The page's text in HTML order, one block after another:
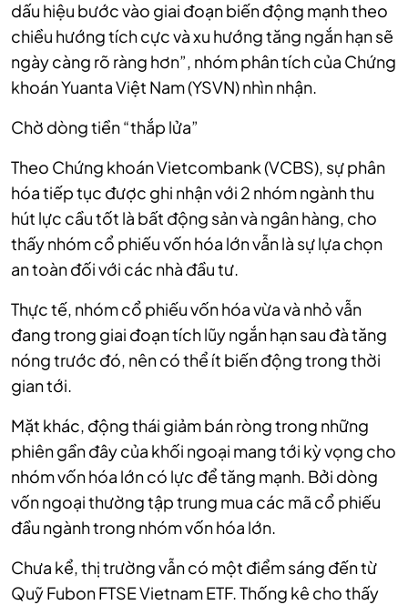
dấu hiệu bước vào giai đoạn biến động mạnh theo
chiều hướng tích cực và xu hướng tăng ngắn hạn sẽ
ngày càng rõ ràng hơn”, nhóm phân tích của Chứng
khoán Yuanta Việt Nam (YSVN) nhìn nhận.
Chờ dòng tiền “thắp lửa”
Theo Chứng khoán Vietcombank (VCBS), sự phân
hóa tiếp tục được ghi nhận với 2 nhóm ngành thu
hút lực cầu tốt là bất động sản và ngân hàng, cho
thấy nhóm cổ phiếu vốn hóa lớn vẫn là sự lựa chọn
an toàn đối với các nhà đầu tư.
Thực tế, nhóm cổ phiếu vốn hóa vừa và nhỏ vẫn
đang trong giai đoạn tích lũy ngắn hạn sau đà tăng
nóng trước đó, nên có thể ít biến động trong thời
gian tới.
Mặt khác, động thái giảm bán ròng trong những
phiên gần đây của khối ngoại mang tới kỳ vọng cho
nhóm vốn hóa lớn có lực để tăng mạnh. Bởi dòng
vốn ngoại thường tập trung mua các mã cổ phiếu
đầu ngành trong nhóm vốn hóa lớn.
Chưa kể, thị trường vẫn có một điểm sáng đến từ
Quỹ Fubon FTSE Vietnam ETF. Thống kê cho thấy